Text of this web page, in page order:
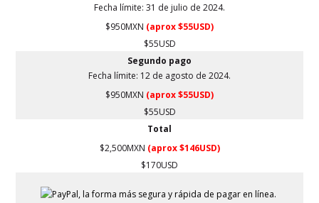
Fecha límite: 31 de julio de 2024.
$950MXN (aprox $55USD)
$55USD
Segundo pago
Fecha límite: 12 de agosto de 2024.
$950MXN (aprox $55USD)
$55USD
Total
$2,500MXN (aprox $146USD)
$170USD